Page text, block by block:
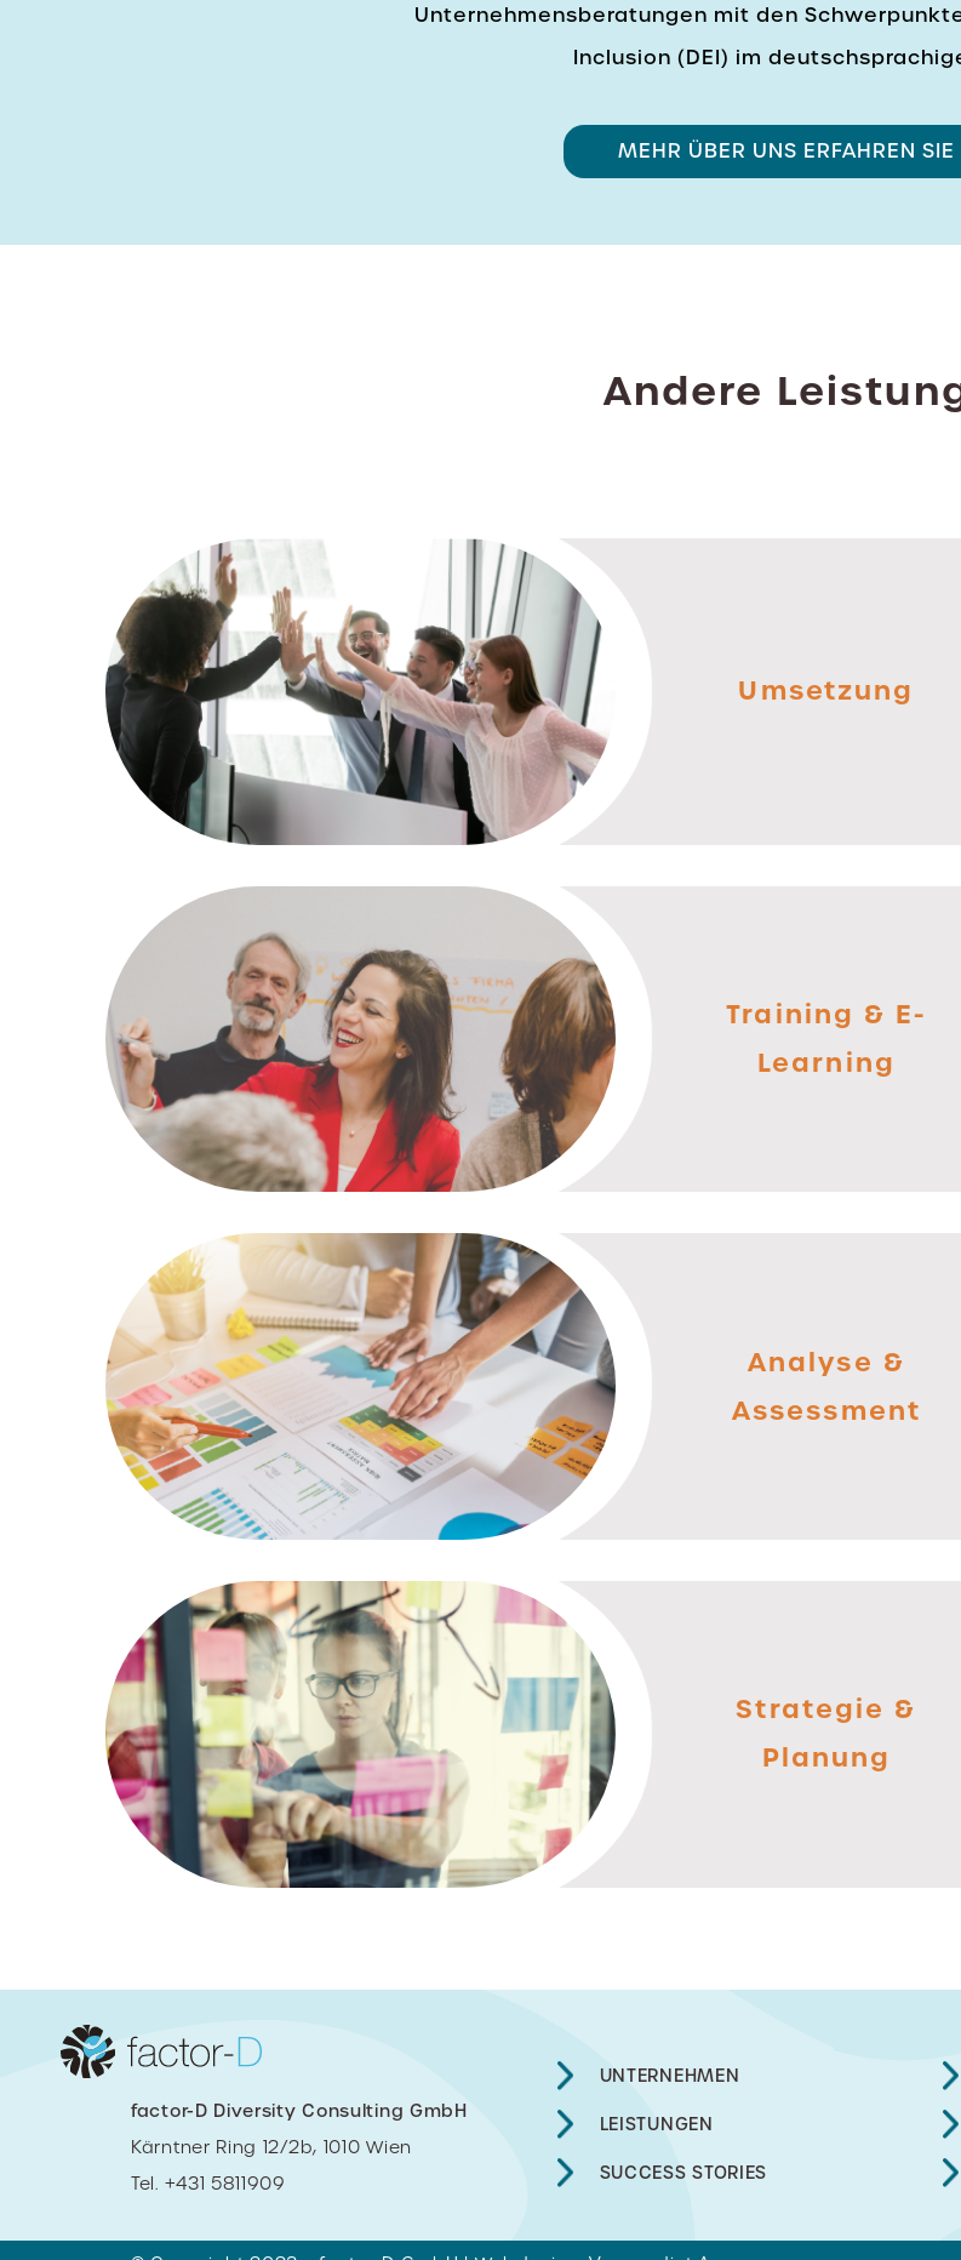
Unternehmensberatungen mit den
Inclusion (DEI) im
MEHR ÜBER UNS ERFAHREN SIE
Andere
Umsetzung
Training & E-
Learning
Analyse &
Assessment
Strategie &
Planung
factor-D Diversity Consulting GmbH
Kärntner Ring 12/2b, 1010 Wien
Tel. +431 5811909
UNTERNEHMEN
LEISTUNGEN
SUCCESS STORIES